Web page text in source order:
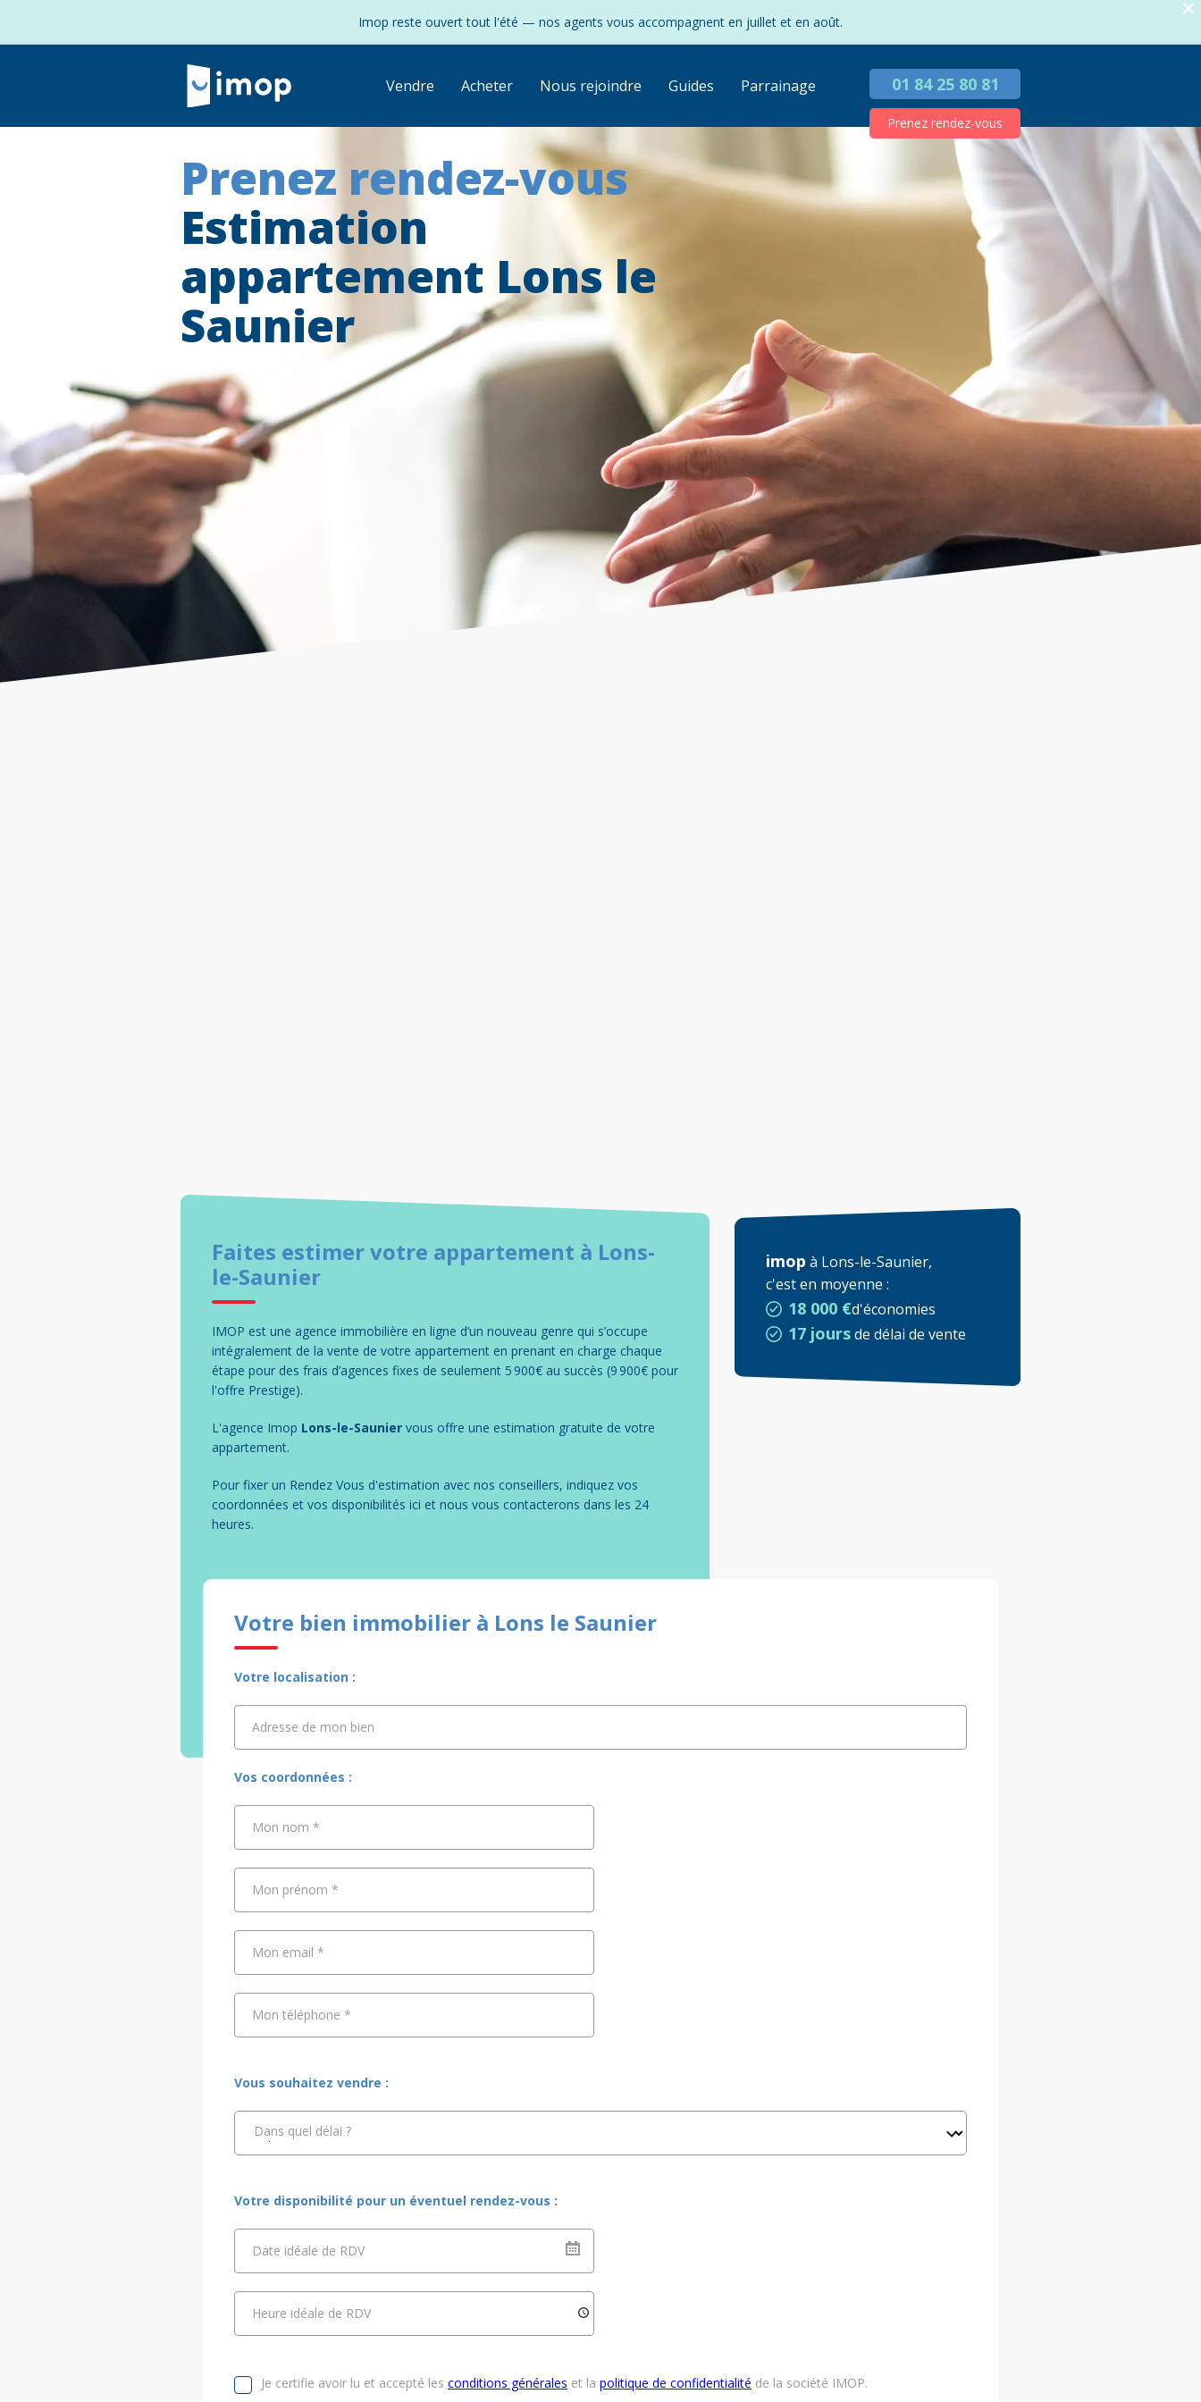
Imop reste ouvert tout l'été — nos agents vous accompagnent en juillet et en août.
Vendre Acheter Nous rejoindre Guides Parrainage 01 84 25 80 81
Prenez rendez-vous
Prenez rendez-vous
Estimation
appartement Lons le
Saunier
Faites estimer votre appartement à Lons-
le-Saunier
IMOP est une agence immobilière en ligne d’un nouveau genre qui s’occupe
intégralement de la vente de votre appartement en prenant en charge chaque
étape pour des frais d’agences fixes de seulement 5 900€ au succès (9 900€ pour
l'offre Prestige).
L'agence Imop Lons-le-Saunier vous offre une estimation gratuite de votre
appartement.
Pour fixer un Rendez Vous d'estimation avec nos conseillers, indiquez vos
coordonnées et vos disponibilités ici et nous vous contacterons dans les 24
heures.
imop à Lons-le-Saunier,
c'est en moyenne :
18 000 €d'économies
17 joursde délai de vente
Votre bien immobilier à Lons le Saunier
Votre localisation :
Adresse de mon bien
Adresse de mon bien
Vos coordonnées :
Mon nom *
Mon prénom *
Mon email *
Mon téléphone *
Vous souhaitez vendre :
Dans quel délai ?
Votre disponibilité pour un éventuel rendez-vous :
Date idéale de RDV
Heure idéale de RDV
Je certifie avoir lu et accepté les conditions générales et la politique de confidentialité de la société IMOP.